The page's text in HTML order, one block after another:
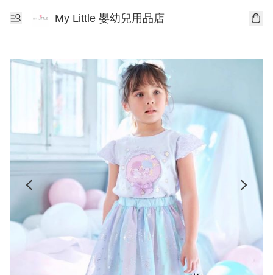
My Little 嬰幼兒用品店